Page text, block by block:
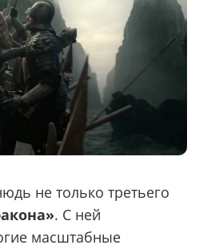
не только третьего
. С ней
масштабные